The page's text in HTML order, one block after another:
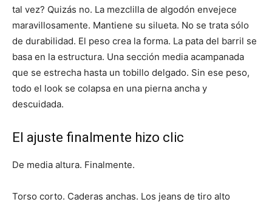
tal vez? Quizás no. La mezclilla de algodón envejece
maravillosamente. Mantiene su silueta. No se trata sólo
de durabilidad. El peso crea la forma. La pata del barril se
basa en la estructura. Una sección media acampanada
que se estrecha hasta un tobillo delgado. Sin ese peso,
todo el look se colapsa en una pierna ancha y
descuidada.
El ajuste finalmente hizo clic
De media altura. Finalmente.
Torso corto. Caderas anchas. Los jeans de tiro alto